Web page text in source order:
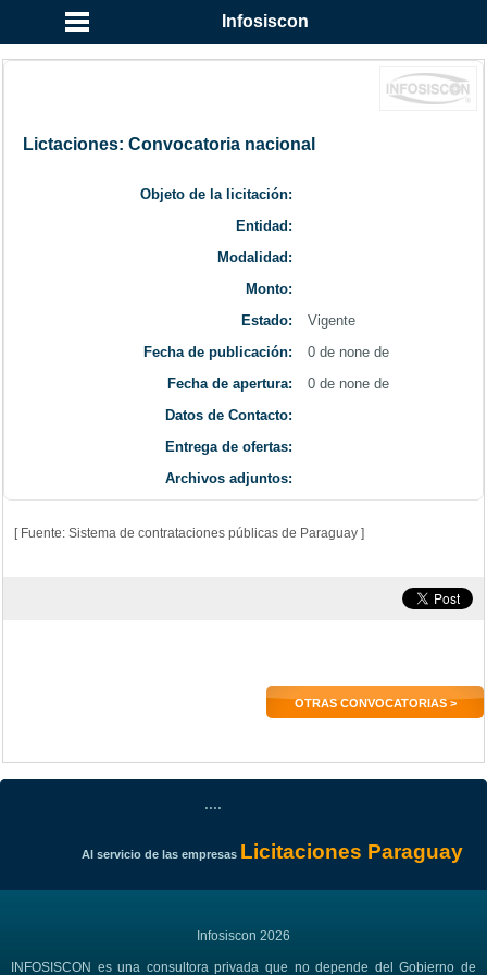
Infosiscon
Lictaciones: Convocatoria nacional
Objeto de la licitación:
Entidad:
Modalidad:
Monto:
Estado:
Vigente
Fecha de publicación:
0 de none de
Fecha de apertura:
0 de none de
Datos de Contacto:
Entrega de ofertas:
Archivos adjuntos:
[ Fuente: Sistema de contrataciones públicas de Paraguay ]
OTRAS CONVOCATORIAS >
Al servicio de las empresas Licitaciones Paraguay
Infosiscon 2026
INFOSISCON es una consultora privada que no depende del Gobierno de